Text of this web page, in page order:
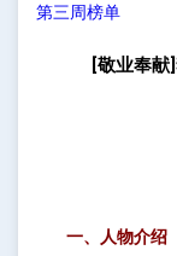
第三周榜单
[敬业奉
一、人物介绍